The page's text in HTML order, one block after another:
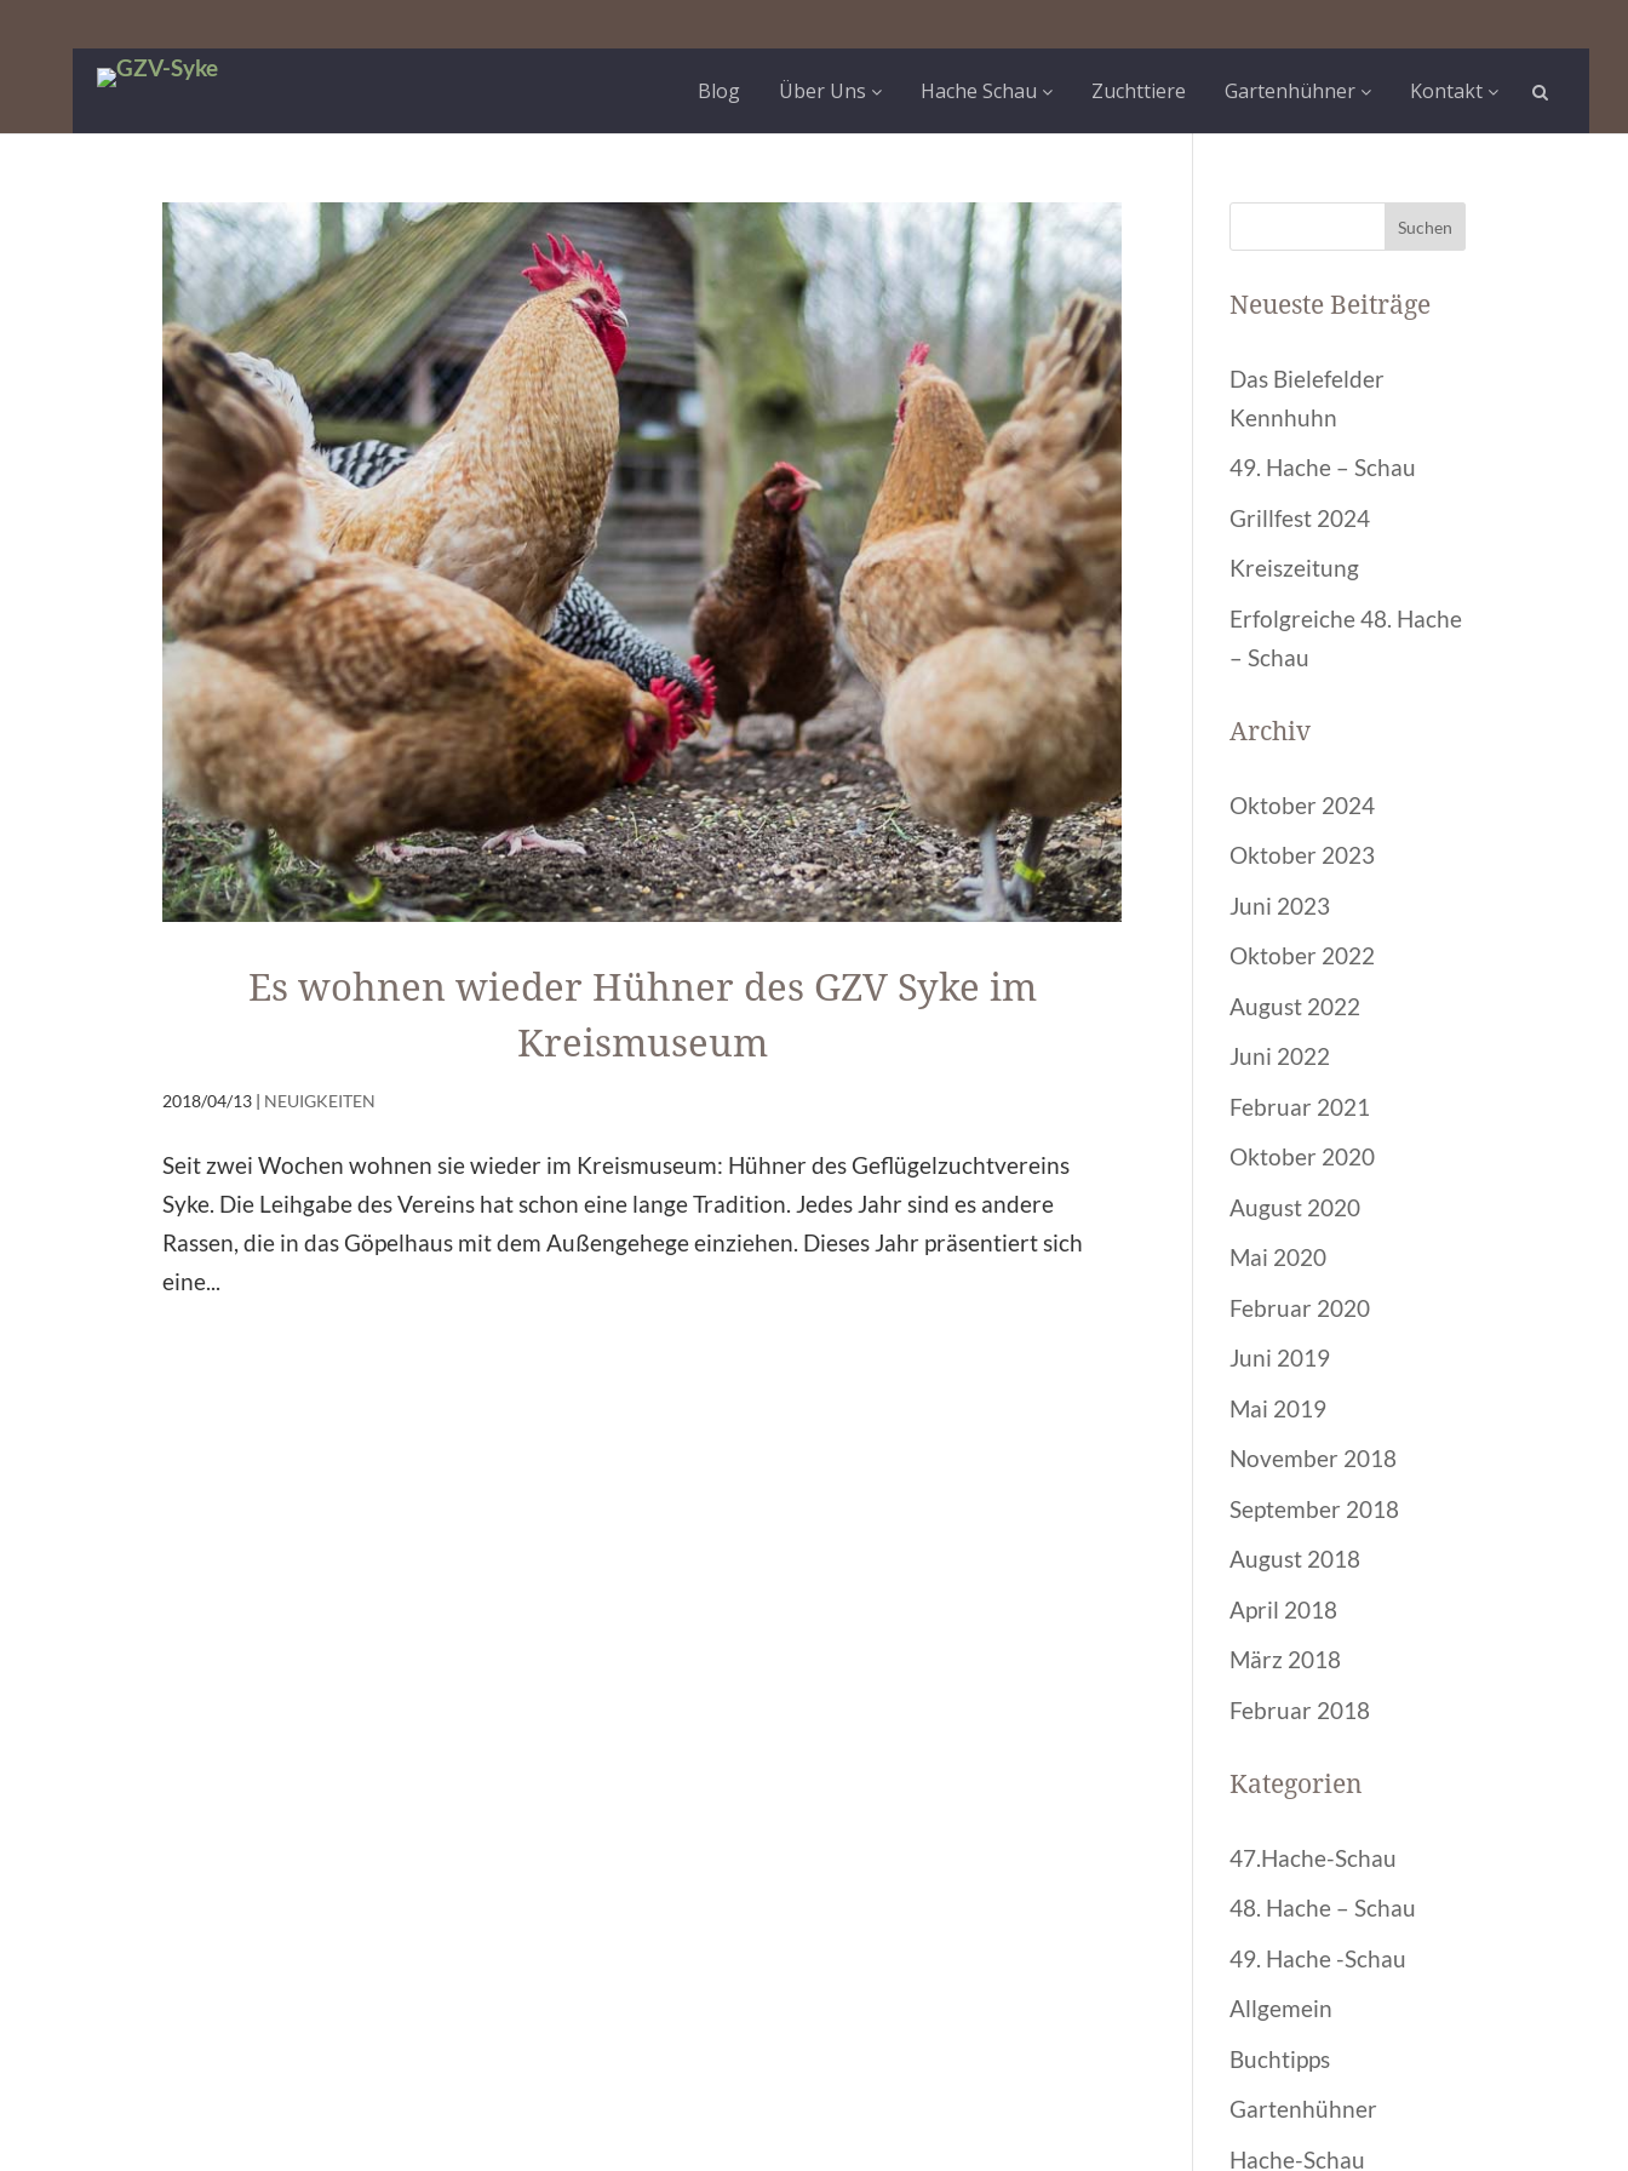
Blog Über Uns Hache Schau Zuchttiere Gartenhühner Kontakt
Es wohnen wieder Hühner des GZV Syke im
Kreismuseum
2018/04/13 | NEUIGKEITEN
Seit zwei Wochen wohnen sie wieder im Kreismuseum: Hühner des Geflügelzuchtvereins
Syke. Die Leihgabe des Vereins hat schon eine lange Tradition. Jedes Jahr sind es andere
Rassen, die in das Göpelhaus mit dem Außengehege einziehen. Dieses Jahr präsentiert sich
eine...
Neueste Beiträge
Das Bielefelder
Kennhuhn
49. Hache – Schau
Grillfest 2024
Kreiszeitung
Erfolgreiche 48. Hache
– Schau
Archiv
Oktober 2024
Oktober 2023
Juni 2023
Oktober 2022
August 2022
Juni 2022
Februar 2021
Oktober 2020
August 2020
Mai 2020
Februar 2020
Juni 2019
Mai 2019
November 2018
September 2018
August 2018
April 2018
März 2018
Februar 2018
Kategorien
47.Hache-Schau
48. Hache – Schau
49. Hache -Schau
Allgemein
Buchtipps
Gartenhühner
Hache-Schau